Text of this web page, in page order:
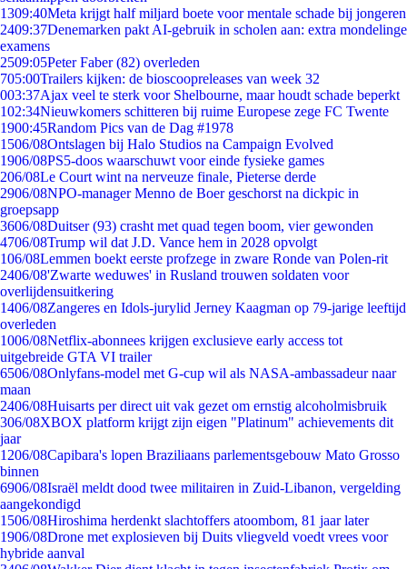
1309:40Meta krijgt half miljard boete voor mentale schade bij jongeren
2409:37Denemarken pakt AI-gebruik in scholen aan: extra mondelinge
examens
2509:05Peter Faber (82) overleden
705:00Trailers kijken: de bioscoopreleases van week 32
003:37Ajax veel te sterk voor Shelbourne, maar houdt schade beperkt
102:34Nieuwkomers schitteren bij ruime Europese zege FC Twente
1900:45Random Pics van de Dag #1978
1506/08Ontslagen bij Halo Studios na Campaign Evolved
1906/08PS5-doos waarschuwt voor einde fysieke games
206/08Le Court wint na nerveuze finale, Pieterse derde
2906/08NPO-manager Menno de Boer geschorst na dickpic in
groepsapp
3606/08Duitser (93) crasht met quad tegen boom, vier gewonden
4706/08Trump wil dat J.D. Vance hem in 2028 opvolgt
106/08Lemmen boekt eerste profzege in zware Ronde van Polen-rit
2406/08'Zwarte weduwes' in Rusland trouwen soldaten voor
overlijdensuitkering
1406/08Zangeres en Idols-jurylid Jerney Kaagman op 79-jarige leeftijd
overleden
1006/08Netflix-abonnees krijgen exclusieve early access tot
uitgebreide GTA VI trailer
6506/08Onlyfans-model met G-cup wil als NASA-ambassadeur naar
maan
2406/08Huisarts per direct uit vak gezet om ernstig alcoholmisbruik
306/08XBOX platform krijgt zijn eigen "Platinum" achievements dit
jaar
1206/08Capibara's lopen Braziliaans parlementsgebouw Mato Grosso
binnen
6906/08Israël meldt dood twee militairen in Zuid-Libanon, vergelding
aangekondigd
1506/08Hiroshima herdenkt slachtoffers atoombom, 81 jaar later
1906/08Drone met explosieven bij Duits vliegveld voedt vrees voor
hybride aanval